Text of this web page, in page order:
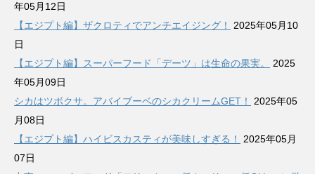
年05月12日
【エジプト編】ザクロティでアンチエイジング！
2025年05月10
日
【エジプト編】スーパーフード「デーツ」は生命の果実。
2025
年05月09日
シカはツボクサ。アバイブーベのシカクリームGET！
2025年05
月08日
【エジプト編】ハイビスカスティが美味しすぎる！
2025年05月
07日